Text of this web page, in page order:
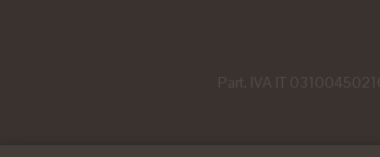
Part. IVA IT